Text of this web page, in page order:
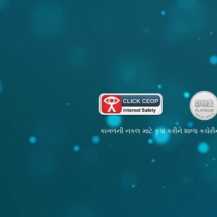
કાગળની નકલ માટે કૃપા કરીને શાળા